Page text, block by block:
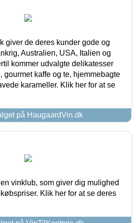
giver de deres kunder gode og
Australien, USA, Italien og
kommer udvalgte delikatesser
gourmet kaffe og te, hjemmebagte
karameller. Klik her for at se
på HaugaardVin.dk
vinklub, som giver dig mulighed
Klik her for at se deres